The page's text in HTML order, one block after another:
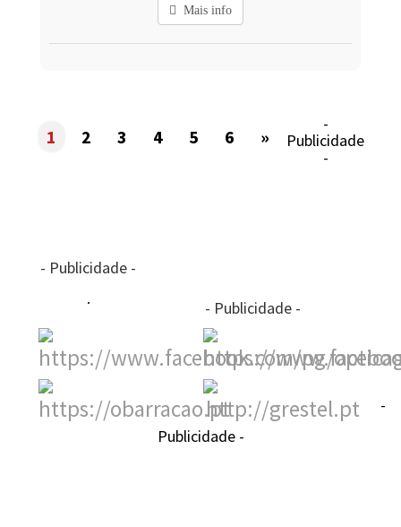
Mais info
1 2 3 4 5 6 »
-
Publicidade
-
- Publicidade -
- Publicidade -
-
Publicidade -